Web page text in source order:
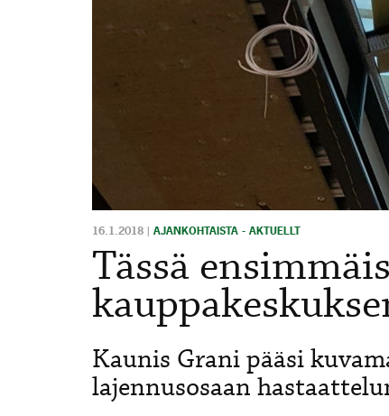
16.1.2018 | AJANKOHTAISTA - AKTUELLT
Tässä
Kaunis Grani pääsi
lajennusosaan